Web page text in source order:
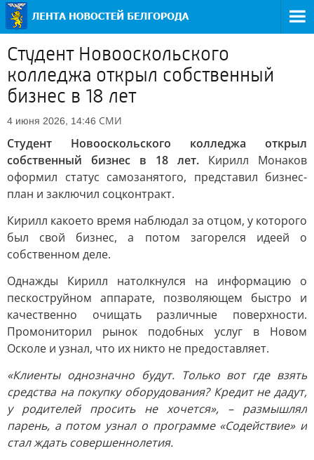
Студент Новооскольского
колледжа открыл собственный
бизнес в 18 лет
4 июня 2026, 14:46 СМИ
Студент Новооскольского колледжа открыл
собственный бизнес в 18 лет. Кирилл Монаков
оформил статус самозанятого, представил бизнес-
план и заключил соцконтракт.
Кирилл какоето время наблюдал за отцом, у которого
был свой бизнес, а потом загорелся идеей о
собственном деле.
Однажды Кирилл натолкнулся на информацию о
пескоструйном аппарате, позволяющем быстро и
качественно очищать различные поверхности.
Промониторил рынок подобных услуг в Новом
Осколе и узнал, что их никто не предоставляет.
«Клиенты однозначно будут. Только вот где взять
средства на покупку оборудования? Кредит не дадут,
у родителей просить не хочется», – размышлял
парень, а потом узнал о программе «Содействие» и
стал ждать совершеннолетия.